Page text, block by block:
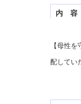
内 容
【母性
配してい